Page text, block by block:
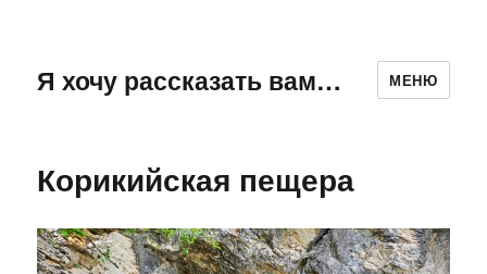
Я хочу рассказать вам… МЕНЮ
Корикийская пещера